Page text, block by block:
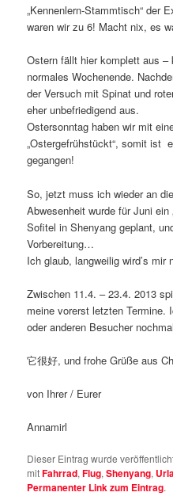
„Kennenlern-Stammtisch“ der
waren wir zu 6! Macht nix, es
Ostern fällt hier komplett aus –
normales Wochenende.
der Versuch mit Spinat und
eher unbefriedigend aus.
Ostersonntag haben wir mit
„Ostergefrühstückt“, somit ist
gegangen!
So, jetzt muss ich wieder an
Abwesenheit wurde für Juni ein
Sofitel in Shenyang geplant,
Vorbereitung…
Ich glaub, langweilig wird’s mir
Zwischen 11.4. – 23.4. 2013
meine vorerst letzten Termine.
oder anderen Besucher
它很好, und frohe Grüße aus
von Ihrer / Eurer
Annamirl
Dieser Eintrag wurde
mitFahrrad,Flug,Shenyang,
Permanenter Link zum Eintrag.